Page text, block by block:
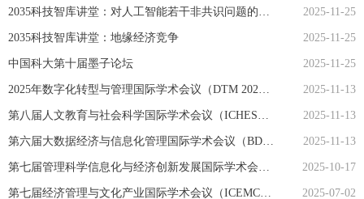
2025-11-25
2035科技智库讲堂：地缘经济竞争 2025-11-25
中国科大第十届墨子论坛 2025-11-25
2025-11-13
2025-11-13
2025-11-13
2025-10-17
2025-07-02